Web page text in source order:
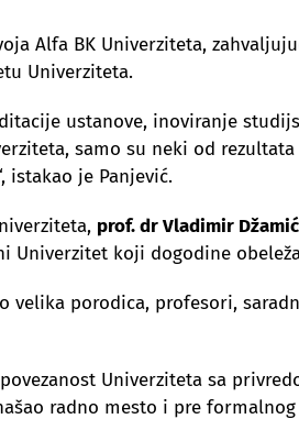
Alfa BK Univerziteta,
Univerziteta.
ustanove, inoviranje
samo su neki od
istakao je Panjević.
prof. dr Vladimir Džamić
Univerzitet koji dogodine
velika porodica, profesori,
Univerziteta sa
radno mesto i pre